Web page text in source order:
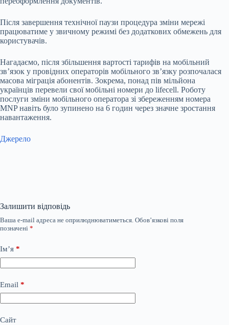
Після завершення технічної паузи процедура зміни мережі
працюватиме у звичному режимі без додаткових обмежень для
користувачів.
Нагадаємо, після збільшення вартості тарифів на мобільний
зв’язок у провідних операторів мобільного зв’язку розпочалася
масова міграція абонентів. Зокрема, понад пів мільйона
українців перевели свої мобільні номери до lifecell. Роботу
послуги зміни мобільного оператора зі збереженням номера
MNP навіть було зупинено на 6 годин через значне зростання
навантаження.
Джерело
Залишити відповідь
Ваша e-mail адреса не оприлюднюватиметься. Обов’язкові поля
позначені *
Ім’я *
Email *
Сайт